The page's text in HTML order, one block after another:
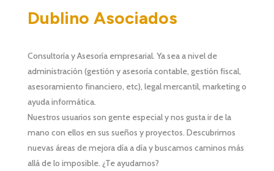
Dublino Asociados
Consultoría y Asesoría empresarial. Ya sea a nivel de
administración (gestión y asesoría contable, gestión fiscal,
asesoramiento financiero, etc), legal mercantil, marketing o
ayuda informática.
Nuestros usuarios son gente especial y nos gusta ir de la
mano con ellos en sus sueños y proyectos. Descubrimos
nuevas áreas de mejora día a día y buscamos caminos más
allá de lo imposible. ¿Te ayudamos?